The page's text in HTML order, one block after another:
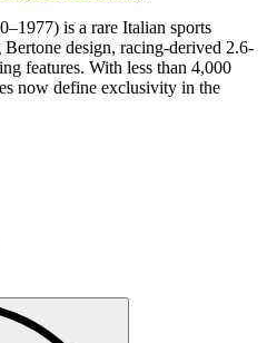
is a rare Italian sports
design, racing-derived 2.6-
features. With less than 4,000
now define exclusivity in the